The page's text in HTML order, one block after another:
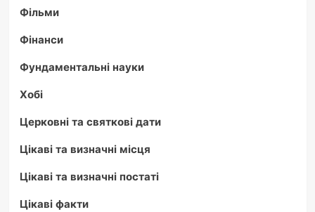
Фільми
Фінанси
Фундаментальні науки
Хобі
Церковні та святкові дати
Цікаві та визначні місця
Цікаві та визначні постаті
Цікаві факти